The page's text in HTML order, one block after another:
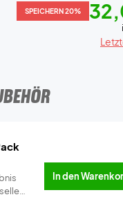
SPEICHERN 20%
In den